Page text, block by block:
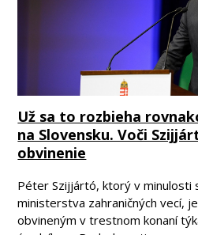
Už sa to rozbieha
na Slovensku. Voči
obvinenie
Péter Szijjártó, ktorý v minulosti
ministerstva zahraničných vecí,
obvineným v trestnom konaní